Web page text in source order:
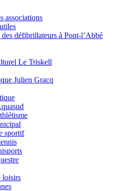
associations
défibrillateurs à Pont-l’Abbé
Le Triskell
Julien Gracq
sportif
loisirs